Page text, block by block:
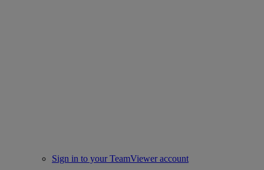
Sign in to your TeamViewer account